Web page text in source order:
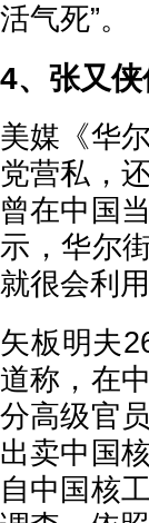
活气死”。
4、张又
美媒《华
党营私，
曾在中国
示，华尔
就很会利
矢板明夫
道称，在
分高级官
出卖中国
自中国核